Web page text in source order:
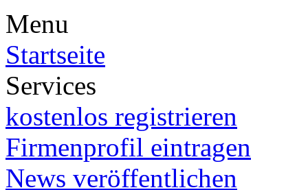
Menu
Startseite
Services
kostenlos registrieren
Firmenprofil eintragen
News veröffentlichen